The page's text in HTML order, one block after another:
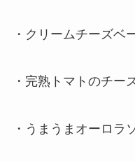
・ クリームチーズベ
・ 完熟トマトのチー
・ うまうまオーロラ